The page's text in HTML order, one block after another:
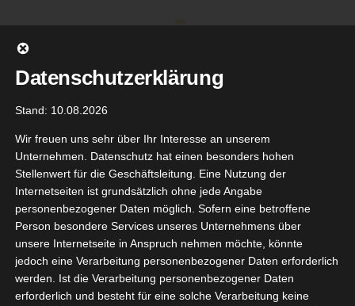
springen
Gehe zu ...
Datenschutzerklärung
Stand: 10.08.2026
Wir freuen uns sehr über Ihr Interesse an unserem
Unternehmen. Datenschutz hat einen besonders hohen
Stellenwert für die Geschäftsleitung. Eine Nutzung der
Internetseiten ist grundsätzlich ohne jede Angabe
personenbezogener Daten möglich. Sofern eine betroffene
Person besondere Services unseres Unternehmens über
unsere Internetseite in Anspruch nehmen möchte, könnte
jedoch eine Verarbeitung personenbezogener Daten erforderlich
werden. Ist die Verarbeitung personenbezogener Daten
erforderlich und besteht für eine solche Verarbeitung keine